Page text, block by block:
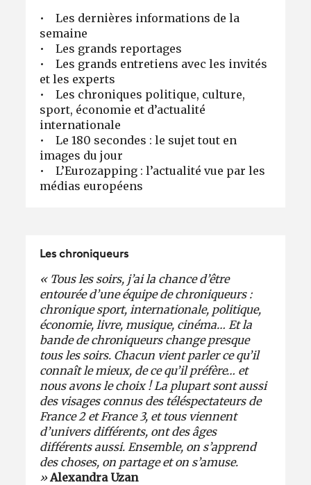
• Les dernières informations de la
semaine
• Les grands reportages
• Les grands entretiens avec les invités
et les experts
• Les chroniques politique, culture,
sport, économie et d’actualité
internationale
• Le 180 secondes : le sujet tout en
images du jour
• L’Eurozapping : l’actualité vue par les
médias européens
Les chroniqueurs
« Tous les soirs, j’ai la chance d’être
entourée d’une équipe de chroniqueurs :
chronique sport, internationale, politique,
économie, livre, musique, cinéma… Et la
bande de chroniqueurs change presque
tous les soirs. Chacun vient parler ce qu’il
connaît le mieux, de ce qu’il préfère… et
nous avons le choix ! La plupart sont aussi
des visages connus des téléspectateurs de
France 2 et France 3, et tous viennent
d’univers différents, ont des âges
différents aussi. Ensemble, on s’apprend
des choses, on partage et on s’amuse.
»Alexandra Uzan